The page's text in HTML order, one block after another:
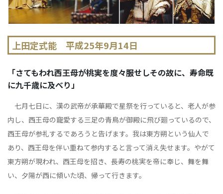
上田定式能 平成25年9月14日
「さてもわれ西王母が桃実を度々服せしその故に、寿命既
に九千歳に及べり」
七月七日に、漢の武帝が承華殿で星祭を行っていると、老人が参
内し、西王母の寵愛する三足の青鳥が御殿に飛び廻っているので、
西王母が参礼するであろうと告げます。我は東方朔という仙人で
あり、西王母を伴い重ねて参内すると言って消え失せます。やがて
東方朔が現われ、西王母を招き、長寿の桃実を帝に奉じ、舞を舞
い、夕陽が西に傾いた頃、帰って行きます。